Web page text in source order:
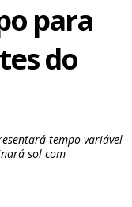
para
do
tempo variável
sol com